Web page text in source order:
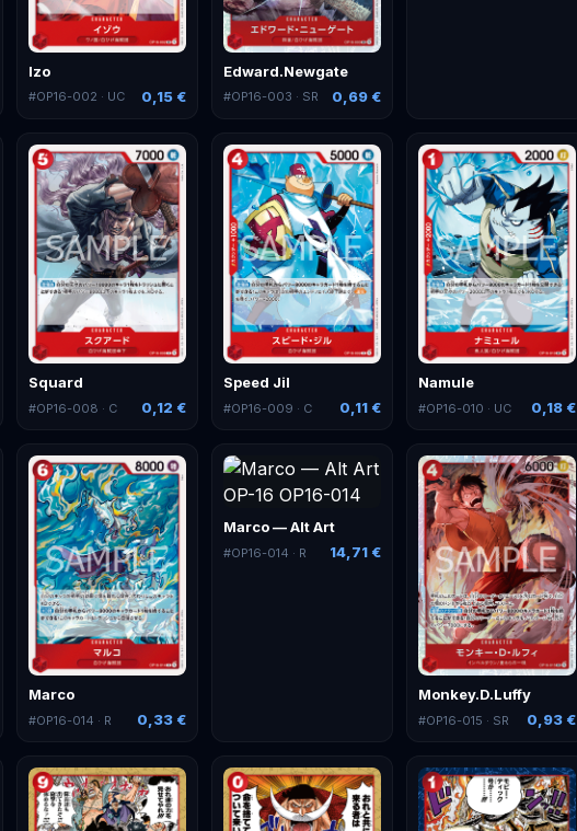
Izo
#OP16-002 · UC 0,15 €
Edward.Newgate
#OP16-003 · SR 0,69 €
Squard
#OP16-008 · C 0,12 €
Speed Jil
#OP16-009 · C 0,11 €
Namule
#OP16-010 · UC 0,18 €
Marco
#OP16-014 · R 0,33 €
Marco — Alt Art
#OP16-014 · R 14,71 €
Monkey.D.Luffy
#OP16-015 · SR 0,93 €